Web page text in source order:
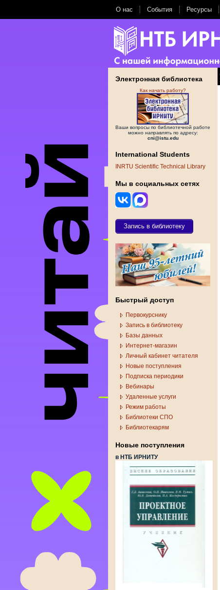
О нас События Ресурсы
Электронная библиотека
Как начать работу?
Ваши вопросы по библиотечной работе
можно направлять по адресу:
cni@istu.edu
International Students
INRTU Scientific Technical Library
Мы в социальных сетях
Запись в библиотеку
Быстрый доступ
Первокурснику
Запись в библиотеку
Базы данных
Интернет-магазин
Личный кабинет читателя
Новые поступления
Подписка периодики
Вебинары
Удаленные услуги
Режим работы
Библиотеки СПО
Библиотекарям
Новые поступления
в НТБ ИРНИТУ